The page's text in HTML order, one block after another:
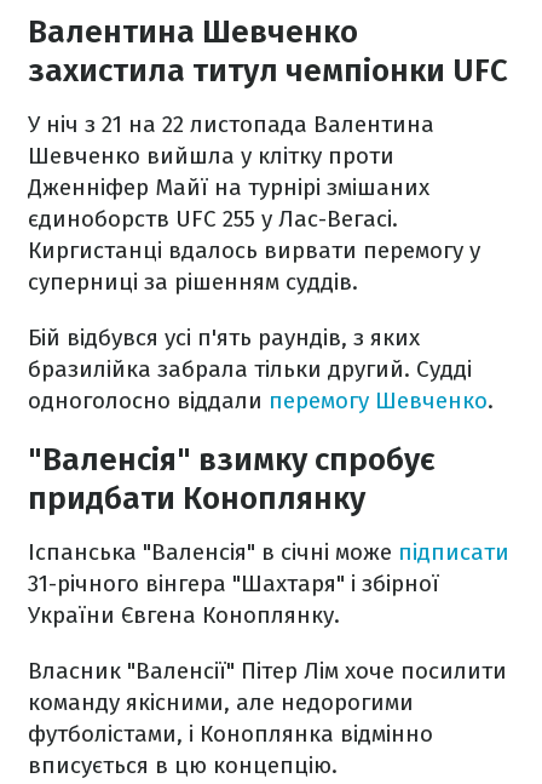
Валентина Шевченко
захистила титул чемпіонки UFC
У ніч з 21 на 22 листопада Валентина
Шевченко вийшла у клітку проти
Дженніфер Майї на турнірі змішаних
єдиноборств UFC 255 у Лас-Вегасі.
Киргистанці вдалось вирвати перемогу у
суперниці за рішенням суддів.
Бій відбувся усі п'ять раундів, з яких
бразилійка забрала тільки другий. Судді
одноголосно віддали перемогу Шевченко.
"Валенсія" взимку спробує
придбати Коноплянку
Іспанська "Валенсія" в січні може підписати
31-річного вінгера "Шахтаря" і збірної
України Євгена Коноплянку.
Власник "Валенсії" Пітер Лім хоче посилити
команду якісними, але недорогими
футболістами, і Коноплянка відмінно
вписується в цю концепцію.